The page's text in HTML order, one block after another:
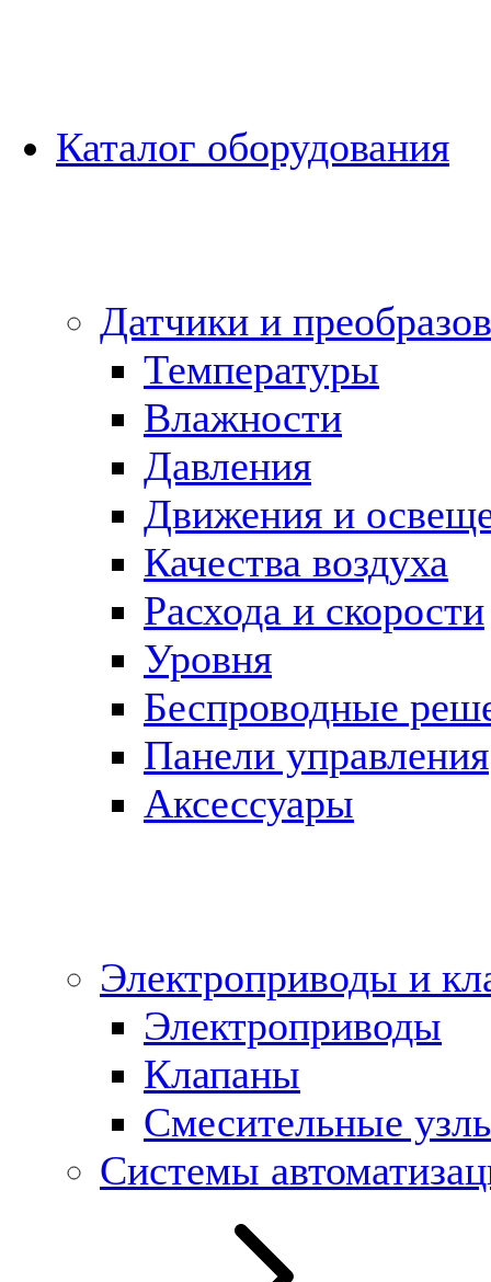
Каталог оборудования
Датчики и
Температуры
Влажности
Давления
Движения и
Качества воздуха
Расхода и скорости
Уровня
Беспроводные
Панели управления
Аксессуары
Электроприводы и
Электроприводы
Клапаны
Cмесительные
Системы